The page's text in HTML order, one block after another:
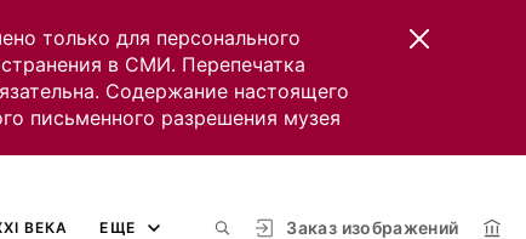
только для персонального
в СМИ. Перепечатка
Содержание настоящего
письменного разрешения музея
Заказ изображений
ВЕКА ЕЩЕ